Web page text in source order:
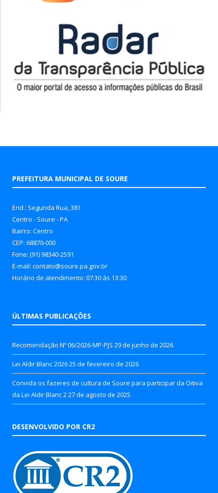
PREFEITURA MUNICIPAL DE SOURE
End.: Segunda Rua, 381
Centro - Soure - PA
Bairro: Centro
CEP: 68870-000
Fone: (91) 98340-2591
E-mail: contato@soure.pa.gov.br
Horário de atendimento: 07:30 às 13:30
ÚLTIMAS PUBLICAÇÕES
Recomendação Nº 06/2026-MP-PJS 29 de junho de 2026
Lei Aldir Blanc 202625 de fevereiro de 2026
Convida os fazeres de cultura de Soure para participar da Oitiva
da Lei Aldir Blanc 2 27 de agosto de 2025
DESENVOLVIDO POR CR2